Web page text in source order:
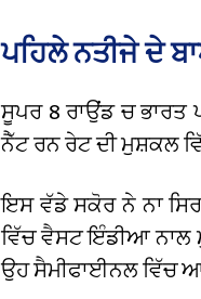
ਪਹਿਲੇ ਨਤੀਜੇ ਦੇ
ਸੂਪਰ 8 ਰਾਉਂਡ ਚ ਭਾਰਤ
ਨੈੱਟ ਰਨ ਰੇਟ ਦੀ ਮੁਸ਼ਕਲ
ਇਸ ਵੱਡੇ ਸਕੋਰ ਨੇ ਨਾ
ਵਿੱਚ ਵੈਸਟ ਇੰਡੀਆ ਨਾਲ
ਉਹ ਸੈਮੀਫਾਈਨਲ ਵਿੱਚ